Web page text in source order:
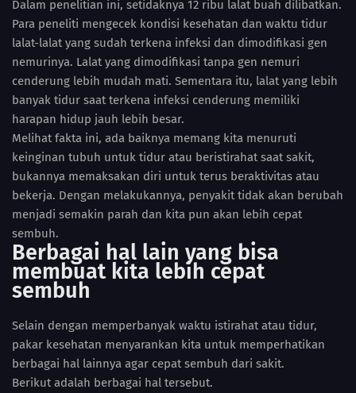
Dalam penelitian ini, setidaknya 12 ribu lalat buah dilibatkan.
Para peneliti mengecek kondisi kesehatan dan waktu tidur
lalat-lalat yang sudah terkena infeksi dan dimodifikasi gen
nemurinya. Lalat yang dimodifikasi tanpa gen nemuri
cenderung lebih mudah mati. Sementara itu, lalat yang lebih
banyak tidur saat terkena infeksi cenderung memiliki
harapan hidup jauh lebih besar.
Melihat fakta ini, ada baiknya memang kita menuruti
keinginan tubuh untuk tidur atau beristirahat saat sakit,
bukannya memaksakan diri untuk terus beraktivitas atau
bekerja. Dengan melakukannya, penyakit tidak akan berubah
menjadi semakin parah dan kita pun akan lebih cepat
sembuh.
Berbagai hal lain yang bisa
membuat kita lebih cepat
sembuh
Selain dengan memperbanyak waktu istirahat atau tidur,
pakar kesehatan menyarankan kita untuk memperhatikan
berbagai hal lainnya agar cepat sembuh dari sakit.
Berikut adalah berbagai hal tersebut.